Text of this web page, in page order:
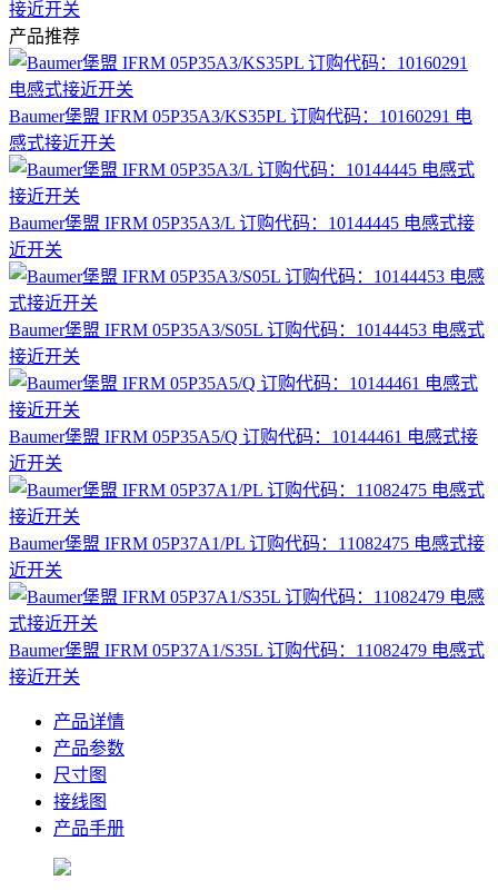
接近开关
产品推荐
Baumer堡盟 IFRM 05P35A3/KS35PL 订购代码：10160291 电
感式接近开关
Baumer堡盟 IFRM 05P35A3/L 订购代码：10144445 电感式接
近开关
Baumer堡盟 IFRM 05P35A3/S05L 订购代码：10144453 电感式
接近开关
Baumer堡盟 IFRM 05P35A5/Q 订购代码：10144461 电感式接
近开关
Baumer堡盟 IFRM 05P37A1/PL 订购代码：11082475 电感式接
近开关
Baumer堡盟 IFRM 05P37A1/S35L 订购代码：11082479 电感式
接近开关
产品详情
产品参数
尺寸图
接线图
产品手册